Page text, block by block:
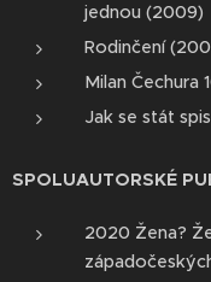
jednou (2009)
Rodinčení
Milan Čechura
Jak se stát
SPOLUAUTORSKÉ
2020 Žena?